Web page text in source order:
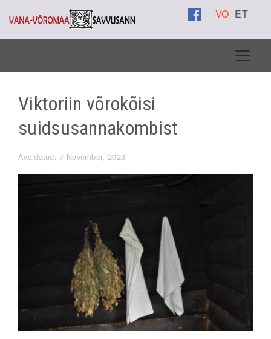
VO ET
Viktoriin võrokõisi
suidsusannakombist
Avaldatud: 7 November, 2023